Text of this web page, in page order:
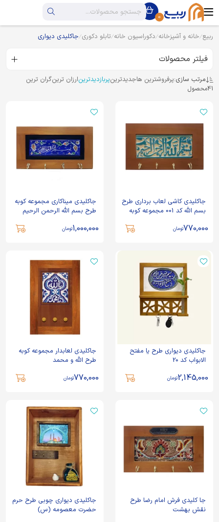
0
ربیع خانه و آشپزخانه دکوراسیون خانه تابلو دکوری جاکلیدی دیواری
فیلتر محصولات
مرتب سازی:پرفروشترین هاجدیدترینپربازدیدترینارزان ترینگران ترین
41محصول
جاکلیدی کاشی لعاب برداری طرح
بسم الله کد 001 مجموعه کوبه
770,000تومان
جاکلیدی میناکاری مجموعه کوبه
طرح بسم الله الرحمن الرحیم
1,000,000تومان
جاکلیدی دیواری طرح یا مفتح
الابواب کد 20
2,145,000تومان
جاکلیدی لعابدار مجموعه کوبه
طرح الله و محمد
770,000تومان
جا کلیدی فرش امام رضا طرح
نقش بهشت
جاکلیدی دیواری چوبی طرح حرم
حضرت معصومه (س)